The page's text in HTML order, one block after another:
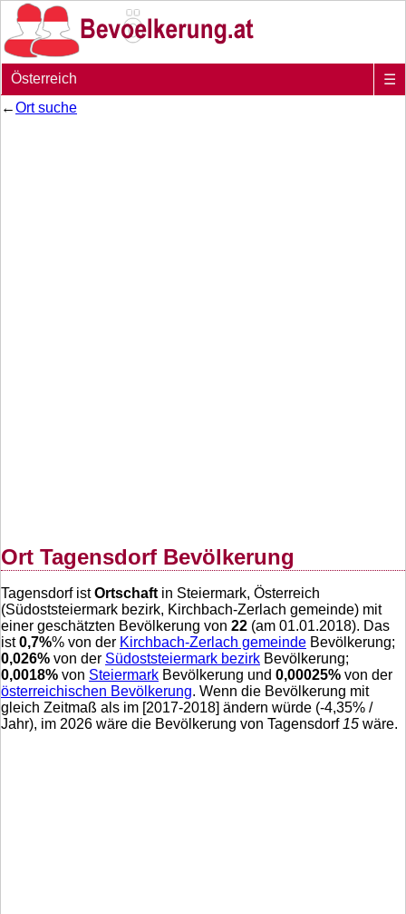
Österreich
☰
←Ort suche
Ort Tagensdorf Bevölkerung
Tagensdorf istOrtschaft in Steiermark, Österreich
(Südoststeiermark bezirk, Kirchbach-Zerlach gemeinde) mit
einer geschätzten Bevölkerung von 22 (am 01.01.2018). Das
ist0,7%% von der Kirchbach-Zerlach gemeinde Bevölkerung;
0,026% von der Südoststeiermark bezirk Bevölkerung;
0,0018% von Steiermark Bevölkerung und 0,00025% von der
österreichischen Bevölkerung. Wenn die Bevölkerung mit
gleich Zeitmaß als im [2017-2018] ändern würde (-4,35% /
Jahr), im 2026 wäre die Bevölkerung von Tagensdorf 15 wäre.